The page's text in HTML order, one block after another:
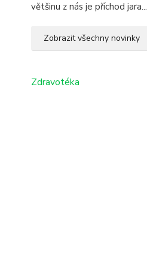
většinu z nás je příchod jara...
Zobrazit všechny novinky
Zdravotéka